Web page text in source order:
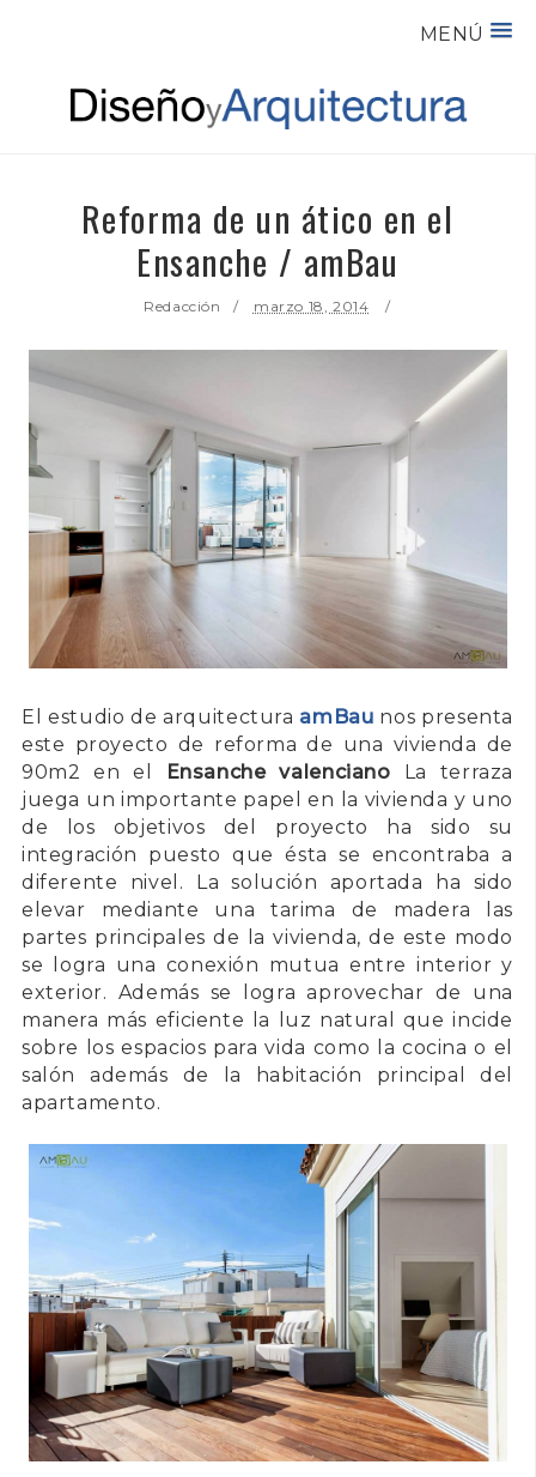
MENÚ
Reforma de un ático en el
Ensanche / amBau
Redacción marzo 18, 2014
El estudio de arquitectura amBau nos presenta
este proyecto de reforma de una vivienda de
90m2 en el
Ensanche valenciano La terraza
juega un importante papel en la vivienda y uno
de los objetivos del proyecto ha sido su
integración puesto que ésta se encontraba a
diferente nivel. La solución aportada ha sido
elevar mediante una tarima de madera las
partes principales de la vivienda, de este modo
se logra una conexión mutua entre interior y
exterior. Además se logra aprovechar de una
manera más eficiente la luz natural que incide
sobre los espacios para vida como la cocina o el
salón además de la habitación principal del
apartamento.